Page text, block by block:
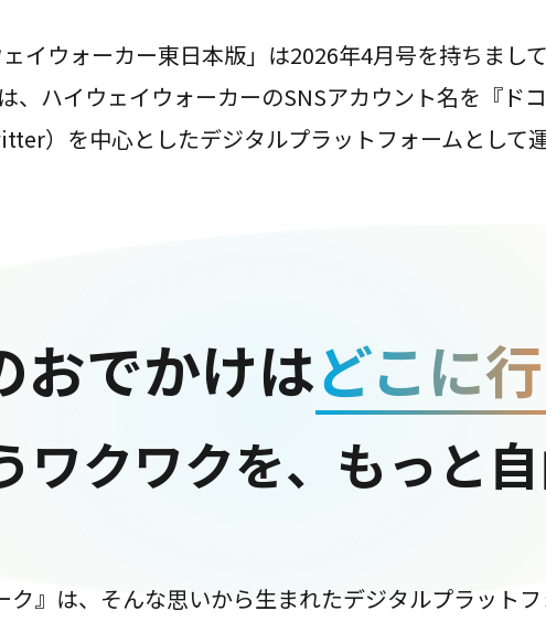
イウォーカー東日本版」は2026年4月号を持ちまし
、ハイウェイウォーカーのSNSアカウント名を『ド
）を中心としたデジタルプラットフォームとして
おでかけはどこに
ワクワクを、もっと
ク』は、そんな思いから生まれたデジタルプラット